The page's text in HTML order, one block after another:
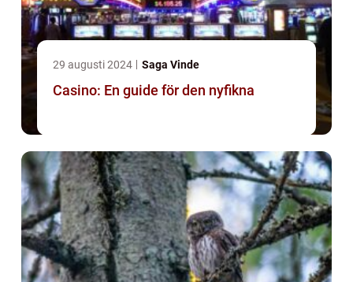
29 augusti 2024 Saga Vinde
Casino: En guide för den nyfikna